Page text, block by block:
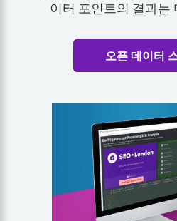
이터 포인트의 결과는
오픈 데이터